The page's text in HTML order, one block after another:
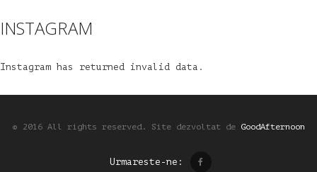
INSTAGRAM
Instagram has returned invalid data.
© 2016 All rights reserved. Site dezvoltat de GoodAfternoon
Urmareste-ne: